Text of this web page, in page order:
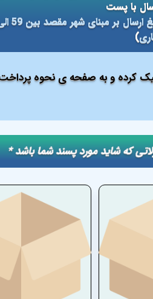
کرده و به صفحه ی نحوه پرداخت
)
که شاید مورد پسند شما باشد *